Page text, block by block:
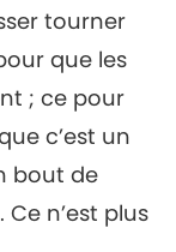
02-25 5133 Vues
7/14
26 4890 Vues
tourner
que les
; ce pour
c’est un
bout de
n’est plus